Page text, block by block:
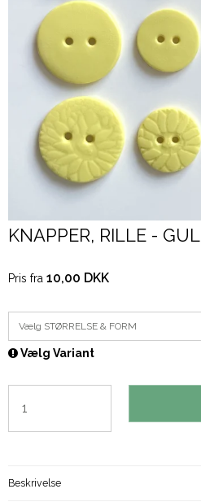
KNAPPER, RILLE - GUL
Pris fra 10,00 DKK
Vælg STØRRELSE & FORM
Vælg Variant
Beskrivelse